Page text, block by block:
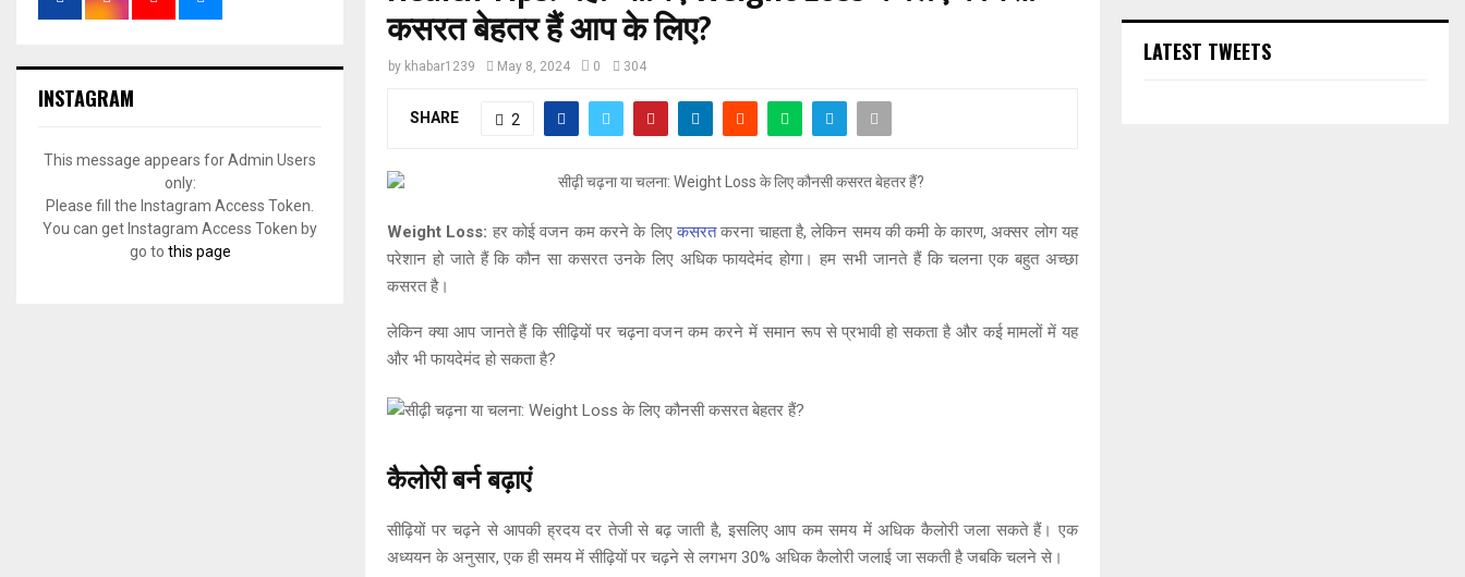
कसरत बेहतर हैं आप के लिए?
by khabar1239 May 8, 2024 0 304
SHARE 2
Weight Loss: हर कोई वजन कम करने के लिएकसरतकरना चाहता है, लेकिन समय की कमी के कारण, अक्सर लोग यह
परेशान हो जाते हैं कि कौन सा कसरत उनके लिए अधिक फायदेमंद होगा। हम सभी जानते हैं कि चलना एक बहुत अच्छा
कसरत है।
लेकिन क्या आप जानते हैं कि सीढ़ियों पर चढ़ना वजन कम करने में समान रूप से प्रभावी हो सकता है और कई मामलों में यह
और भी फायदेमंद हो सकता है?
कैलोरी बर्न बढ़ाएं
सीढ़ियों पर चढ़ने से आपकी ह्रदय दर तेजी से बढ़ जाती है, इसलिए आप कम समय में अधिक कैलोरी जला सकते हैं। एक
अध्ययन के अनुसार, एक ही समय में सीढ़ियों पर चढ़ने से लगभग 30% अधिक कैलोरी जलाई जा सकती है जबकि चलने से।
INSTAGRAM
This message appears for Admin Users
only:
Please fill the Instagram Access Token.
You can get Instagram Access Token by
go to this page
LATEST TWEETS